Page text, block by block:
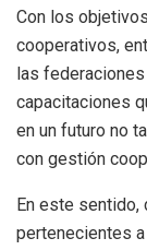
Con los
cooperativos,
las
capacitaciones
en un futuro no
con gestión
En este
pertenecientes